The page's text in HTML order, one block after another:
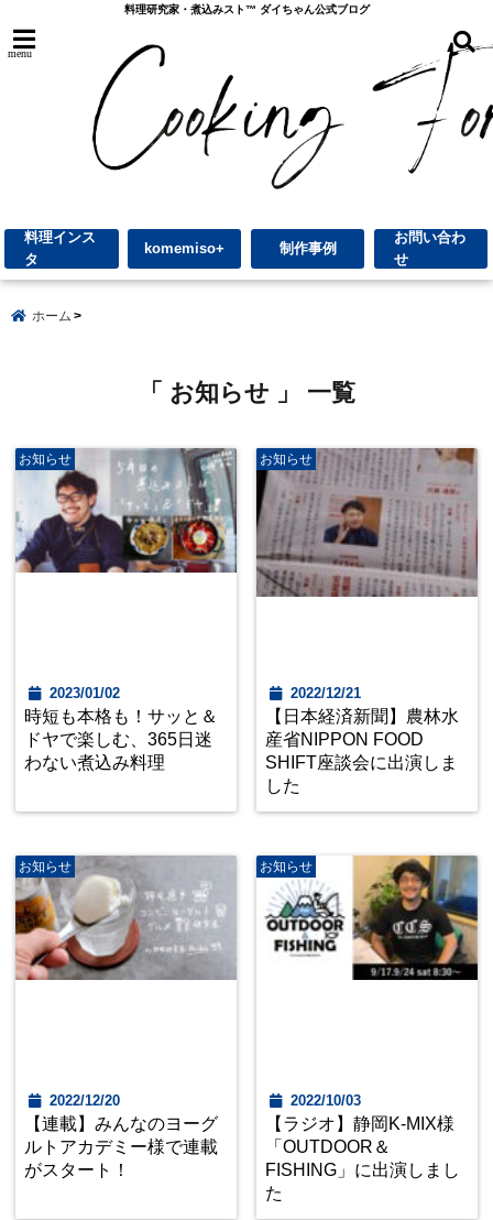
料理研究家・煮込みスト™︎ ダイちゃん公式ブログ
menu
料理インス
タ
komemiso+ 制作事例
お問い合わ
せ
ホーム
「 お知らせ 」 一覧
お知らせ
2023/01/02
時短も本格も！サッと＆
ドヤで楽しむ、365日迷
わない煮込み料理
お知らせ
2022/12/21
【日本経済新聞】農林水
産省NIPPON FOOD
SHIFT座談会に出演しま
した
お知らせ
2022/12/20
【連載】みんなのヨーグ
ルトアカデミー様で連載
がスタート！
お知らせ
2022/10/03
【ラジオ】静岡K-MIX様
「OUTDOOR＆
FISHING」に出演しまし
た